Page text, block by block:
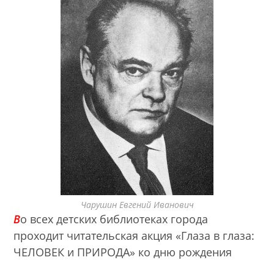
Чарушин Евгений Иванович
Во всех детских библиотеках города
проходит читательская акция «Глаза в глаза:
ЧЕЛОВЕК и ПРИРОДА» ко дню рождения